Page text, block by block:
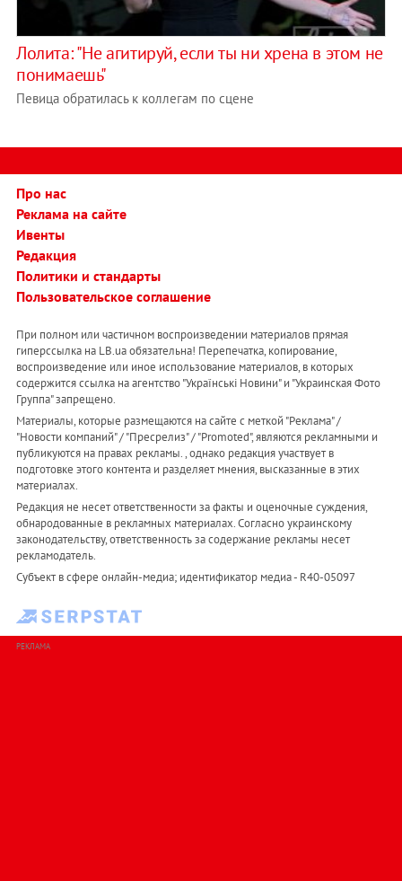
Лолита: "Не агитируй, если ты ни хрена в этом не
понимаешь"
Певица обратилась к коллегам по сцене
Про нас
Реклама на сайте
Ивенты
Редакция
Политики и стандарты
Пользовательское соглашение
При полном или частичном воспроизведении материалов прямая
гиперссылка на LB.ua обязательна! Перепечатка, копирование,
воспроизведение или иное использование материалов, в которых
содержится ссылка на агентство "Українськi Новини" и "Украинская Фото
Группа" запрещено.
Материалы, которые размещаются на сайте с меткой "Реклама" /
"Новости компаний" / "Пресрелиз" / "Promoted", являются рекламными и
публикуются на правах рекламы. , однако редакция участвует в
подготовке этого контента и разделяет мнения, высказанные в этих
материалах.
Редакция не несет ответственности за факты и оценочные суждения,
обнародованные в рекламных материалах. Согласно украинскому
законодательству, ответственность за содержание рекламы несет
рекламодатель.
Субъект в сфере онлайн-медиа; идентификатор медиа - R40-05097
РЕКЛАМА